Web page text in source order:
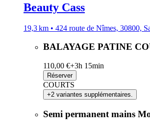
Beauty Cass
19,3 km • 424 route de Nîmes, 30800,
BALAYAGE PATINE
110,00 €+3h 15min
Réserver
COURTS
+2 variantes supplémentaires.
Semi permanent mains